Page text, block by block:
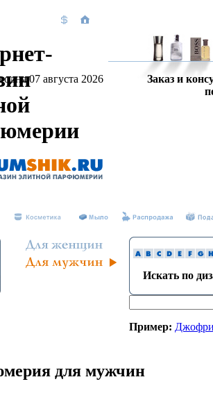
07 августа 2026
Заказ и
Искать по
Пример:
для мужчин